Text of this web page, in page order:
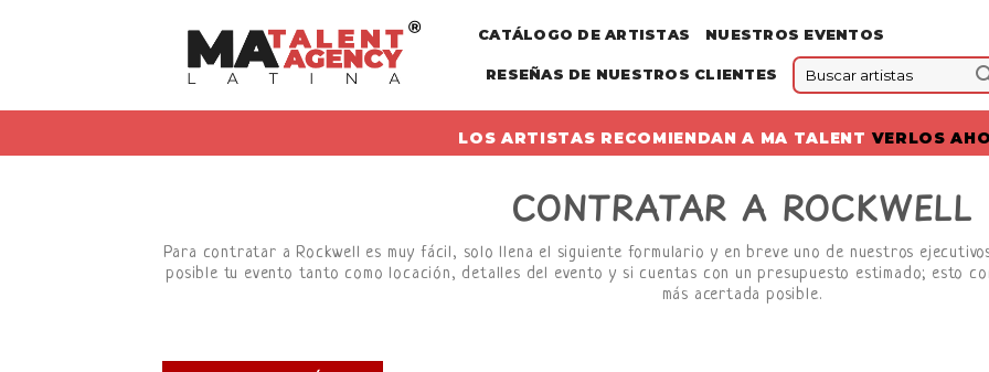
CATÁLOGO DE ARTISTAS NUESTROS EVENTOS
RESEÑAS DE NUESTROS CLIENTES
LOS ARTISTAS RECOMIENDAN A MA TALENT VERLOS
CONTRATAR A ROCKWELL
Para contratar a Rockwell es muy fácil, solo llena el siguiente formulario y en breve uno de nuestros
posible tu evento tanto como locación, detalles del evento y si cuentas con un presupuesto estimado; esto
más acertada posible.